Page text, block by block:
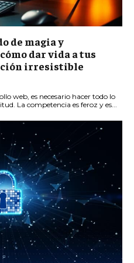
de magia y
dar vida a tus
irresistible
web, es necesario hacer todo lo
La competencia es feroz y es...